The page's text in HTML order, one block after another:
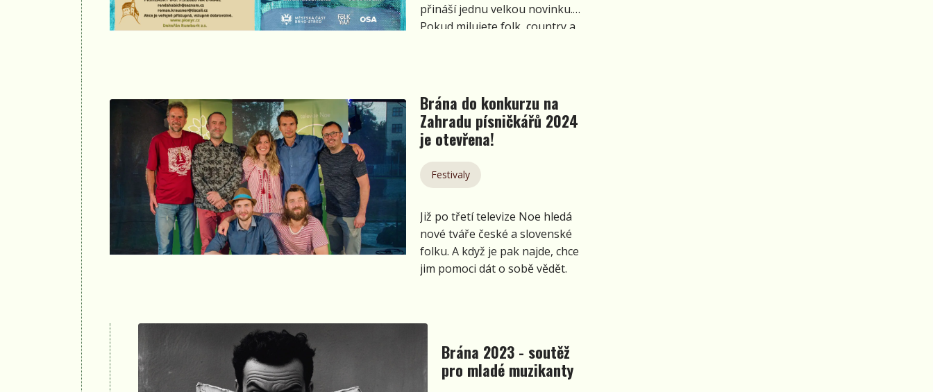
přináší jednu velkou novinku.
Pokud milujete folk, country a
Brána do konkurzu na
Zahradu písničkářů 2024
je otevřena!
Festivaly
Již po třetí televize Noe hledá
nové tváře české a slovenské
folku. A když je pak najde, chce
jim pomoci dát o sobě vědět.
Brána 2023 - soutěž
pro mladé muzikanty